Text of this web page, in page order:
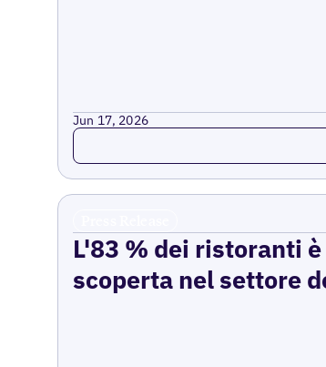
Jun 17, 2026
Read more
L'83 % dei ristoranti
scoperta nel settore